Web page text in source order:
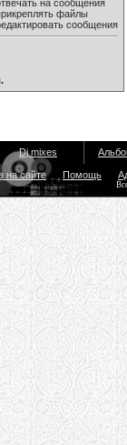
на сообщения
файлы
сообщения
Dj mixes
на сайте Помощь